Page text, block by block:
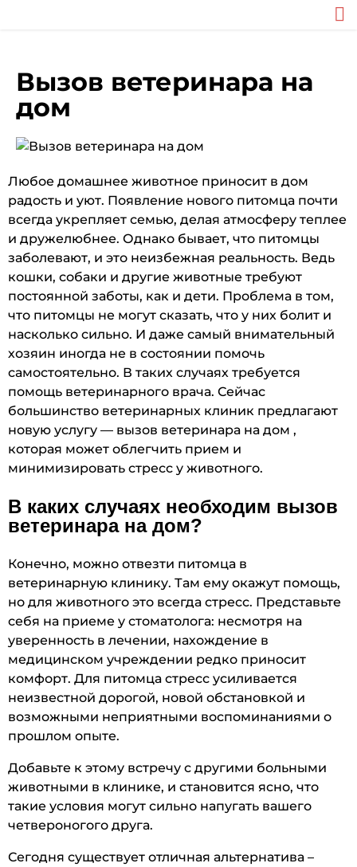
Вызов ветеринара на
дом
Любое домашнее животное приносит в дом
радость и уют. Появление нового питомца почти
всегда укрепляет семью, делая атмосферу теплее
и дружелюбнее. Однако бывает, что питомцы
заболевают, и это неизбежная реальность. Ведь
кошки, собаки и другие животные требуют
постоянной заботы, как и дети. Проблема в том,
что питомцы не могут сказать, что у них болит и
насколько сильно. И даже самый внимательный
хозяин иногда не в состоянии помочь
самостоятельно. В таких случаях требуется
помощь ветеринарного врача. Сейчас
большинство ветеринарных клиник предлагают
новую услугу — вызов ветеринара на дом ,
которая может облегчить прием и
минимизировать стресс у животного.
В каких случаях необходим вызов
ветеринара на дом?
Конечно, можно отвезти питомца в
ветеринарную клинику. Там ему окажут помощь,
но для животного это всегда стресс. Представьте
себя на приеме у стоматолога: несмотря на
уверенность в лечении, нахождение в
медицинском учреждении редко приносит
комфорт. Для питомца стресс усиливается
неизвестной дорогой, новой обстановкой и
возможными неприятными воспоминаниями о
прошлом опыте.
Добавьте к этому встречу с другими больными
животными в клинике, и становится ясно, что
такие условия могут сильно напугать вашего
четвероногого друга.
Сегодня существует отличная альтернатива –